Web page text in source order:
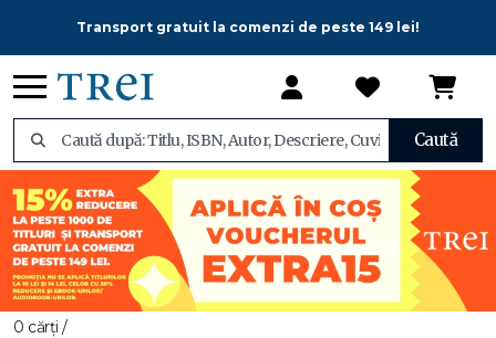
Transport gratuit la comenzi de peste 149 lei!
Caută
0 cărți /